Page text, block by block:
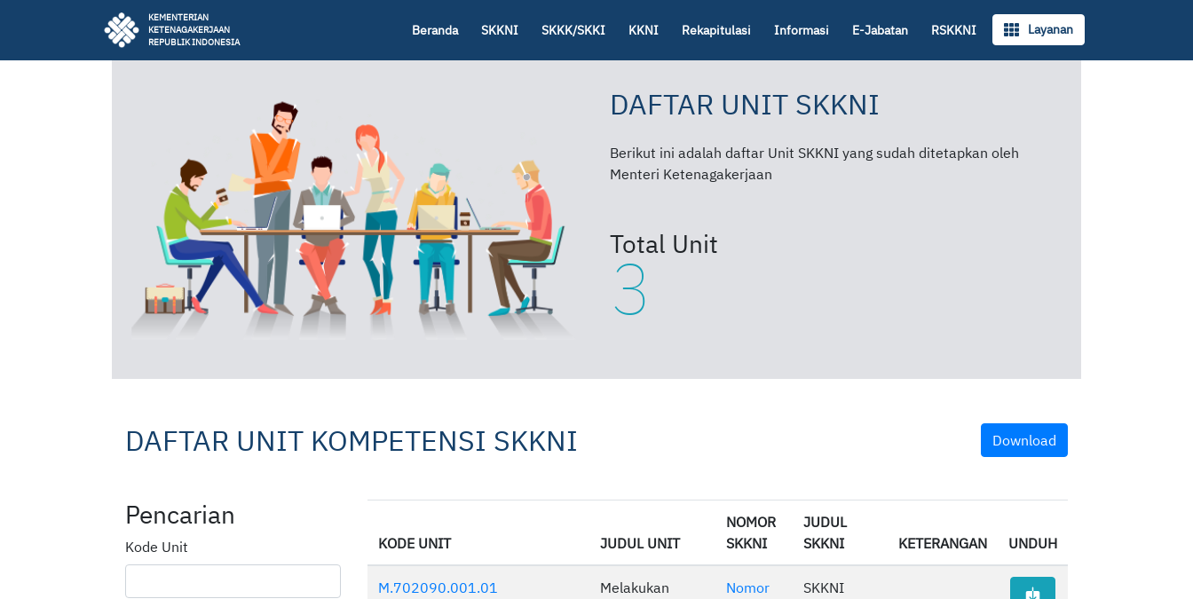
KEMENTERIAN
KETENAGAKERJAAN
REPUBLIK INDONESIA
Beranda SKKNI SKKK/SKKI KKNI Rekapitulasi Informasi E-Jabatan RSKKNI Layanan
DAFTAR UNIT SKKNI
Berikut ini adalah daftar Unit SKKNI yang sudah ditetapkan oleh
Menteri Ketenagakerjaan
Total Unit
3
DAFTAR UNIT KOMPETENSI SKKNI Download
Pencarian
Kode Unit KODE UNIT JUDUL UNIT
NOMOR
SKKNI
JUDUL
SKKNI
KETERANGAN UNDUH
M.702090.001.01
Melakukan
Nomor
SKKNI